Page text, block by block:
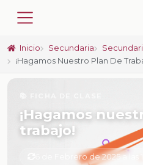
Inicio Secundaria
¡Hagamos Nuestro Plan De
¡Hagamos
trabajo!
6 de Febrero de 2025 a las